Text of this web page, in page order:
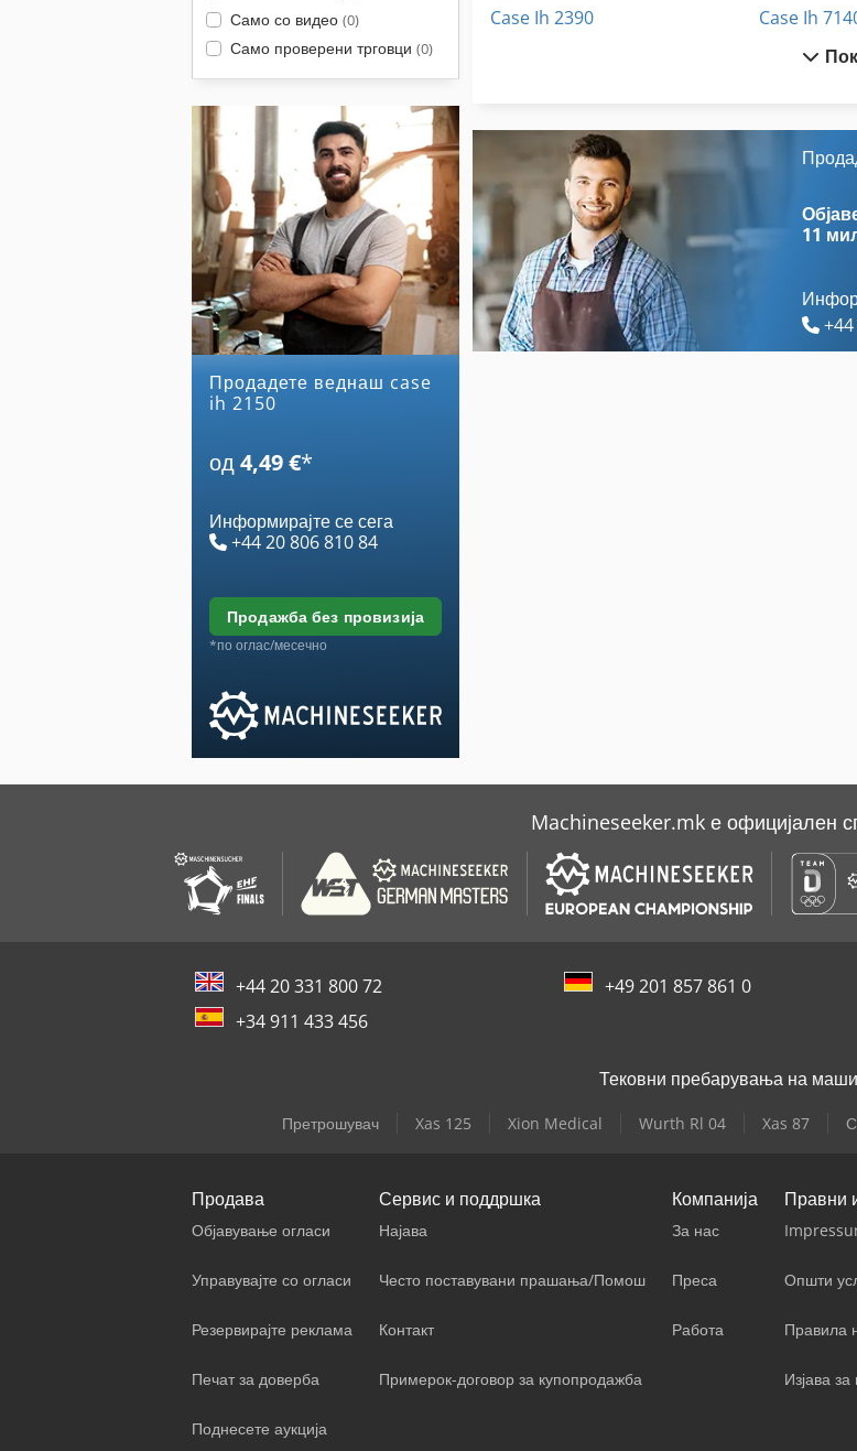
Само со видео (0)
Само проверени трговци (0)
Продадете веднаш case
ih 2150
од4,49 €*
Информирајте се сега
+44 20 806 810 84
продажба без провизија
*по оглас/месечно
Case Ih 2390
Case Ih 3230
Case Ih 3394
Case Ih
Case Ih
Case Ih
11
Machineseeker.mk е официјален
+44 20 331 800 72 +49 201 857 861 0
+34 911 433 456
Тековни пребарувања на
Претрошувач Xas 125 Xion Medical Wurth Rl 04 Xas 87
Продава
Објавување огласи
Управувајте со огласи
Резервирајте реклама
Печат за доверба
Поднесете аукција
Сервис и поддршка
Најава
Често поставувани прашања/Помош
Контакт
Примерок-договор за купопродажба
Компанија
За нас
Преса
Работа
Правни
Општи
Правила
Изјава